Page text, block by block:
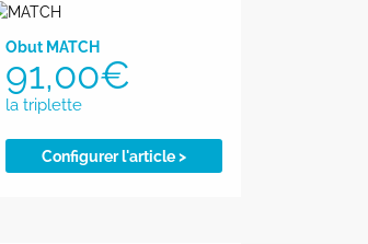
Obut MATCH
91,00€
Configurer l'article >